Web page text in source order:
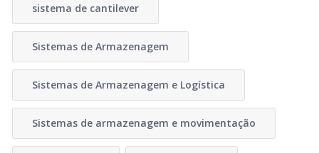
sistema de cantilever
Sistemas de Armazenagem
Sistemas de Armazenagem e Logística
Sistemas de armazenagem e movimentação